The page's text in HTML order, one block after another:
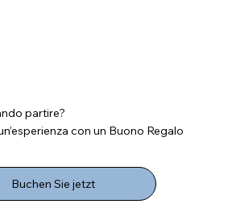
partire?
con un Buono Regalo
Buchen Sie jetzt